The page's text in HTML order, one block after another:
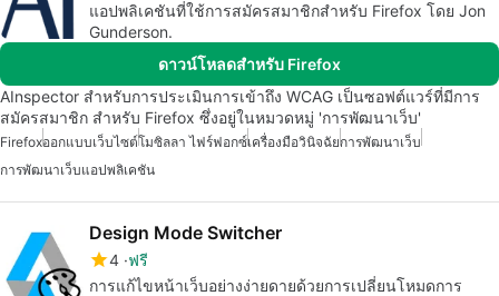
แอปพลิเคชันที่ใช้การสมัครสมาชิกสำหรับ Firefox โดย Jon
Gunderson.
ดาวน์โหลดสำหรับ Firefox
AInspector สำหรับการประเมินการเข้าถึง WCAG เป็นซอฟต์แวร์ที่มีการ
สมัครสมาชิก สำหรับ Firefox ซึ่งอยู่ในหมวดหมู่ 'การพัฒนาเว็บ'
Firefoxออกแบบเว็บไซต์โมซิลลา ไฟร์ฟอกซ์เครื่องมือวินิจฉัยการพัฒนาเว็บ
การพัฒนาเว็บแอปพลิเคชัน
Design Mode Switcher
4 ฟรี
การแก้ไขหน้าเว็บอย่างง่ายดายด้วยการเปลี่ยนโหมดการ